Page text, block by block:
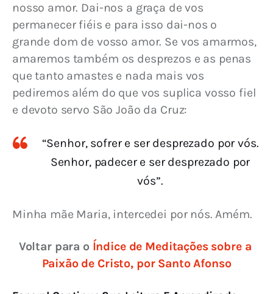
nosso amor. Dai-nos a graça de vos
permanecer fiéis e para isso dai-nos o
grande dom de vosso amor. Se vos amarmos,
amaremos também os desprezos e as penas
que tanto amastes e nada mais vos
pediremos além do que vos suplica vosso fiel
e devoto servo São João da Cruz:
“Senhor, sofrer e ser desprezado por vós.
Senhor, padecer e ser desprezado por
vós”.
Minha mãe Maria, intercedei por nós. Amém.
Voltar para o Índice de Meditações sobre a
Paixão de Cristo, por Santo Afonso